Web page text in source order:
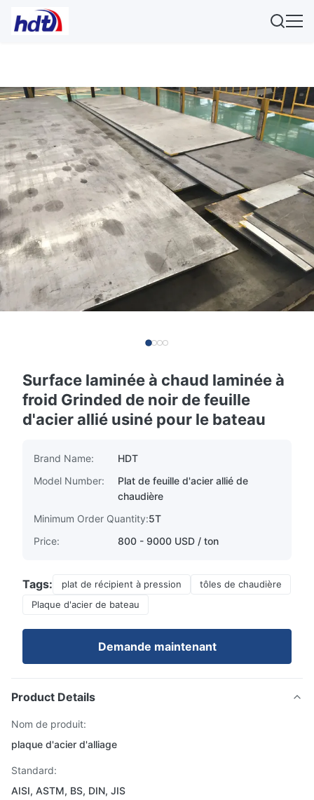
Surface laminée à chaud laminée à
froid Grinded de noir de feuille
d'acier allié usiné pour le bateau
Brand Name:
HDT
Model Number:
Plat de feuille d'acier allié de
chaudière
Minimum Order Quantity:5T
Price:
800 - 9000 USD / ton
Tags: plat de récipient à pression
tôles de chaudière
Plaque d'acier de bateau
Demande maintenant
Product Details
Nom de produit:
plaque d'acier d'alliage
Standard:
AISI, ASTM, BS, DIN, JIS